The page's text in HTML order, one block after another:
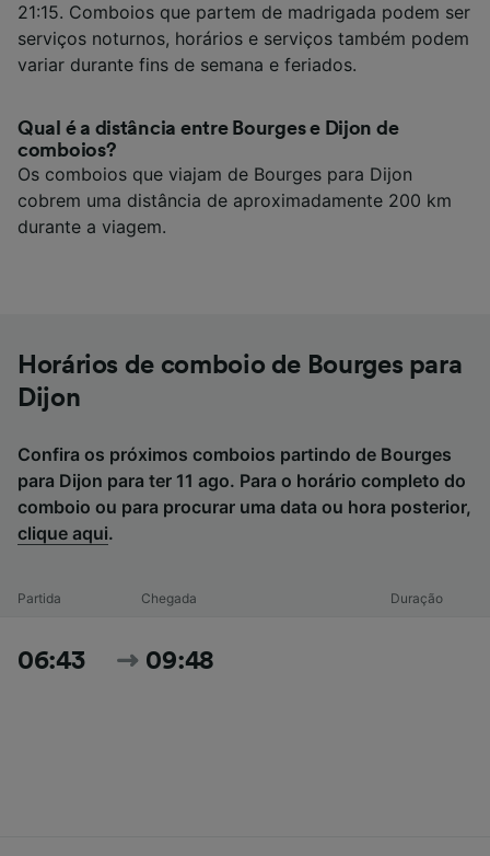
21:15. Comboios que partem de madrigada podem ser
serviços noturnos, horários e serviços também podem
variar durante fins de semana e feriados.
Qual é a distância entre Bourges e Dijon de
comboios?
Os comboios que viajam de Bourges para Dijon
cobrem uma distância de aproximadamente 200 km
durante a viagem.
Horários de comboio de Bourges para
Dijon
Confira os próximos comboios partindo de Bourges
para Dijon para ter 11 ago. Para o horário completo do
comboio ou para procurar uma data ou hora posterior,
clique aqui.
Partida Chegada Duração
06:43 09:48